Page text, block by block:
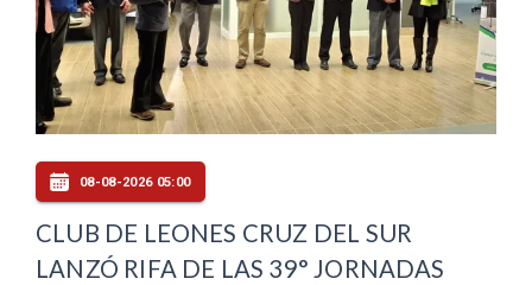
08-08-2026 05:00
CLUB DE LEONES CRUZ DEL SUR
LANZÓ RIFA DE LAS 39° JORNADAS